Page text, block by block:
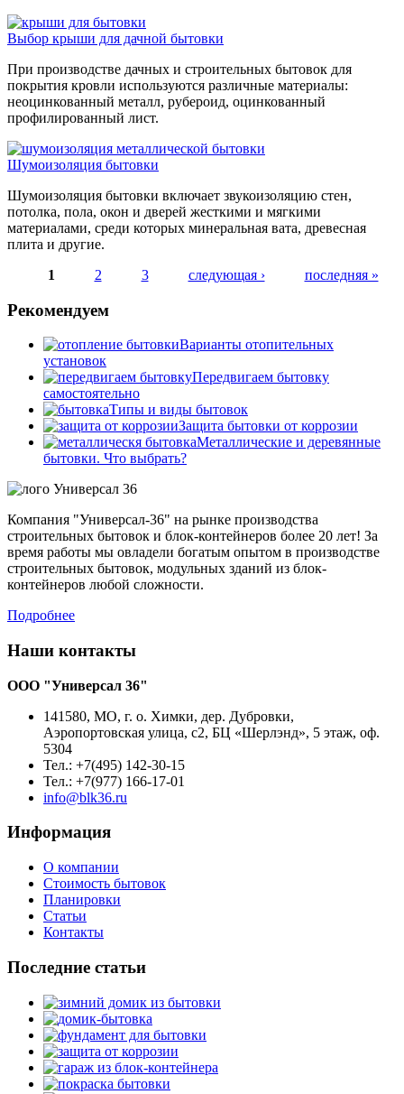
Выбор крыши для дачной бытовки
При производстве дачных и строительных бытовок для
покрытия кровли используются различные материалы:
неоцинкованный металл, рубероид, оцинкованный
профилированный лист.
Шумоизоляция бытовки
Шумоизоляция бытовки включает звукоизоляцию стен,
потолка, пола, окон и дверей жесткими и мягкими
материалами, среди которых минеральная вата, древесная
плита и другие.
1 2 3 следующая › последняя »
Рекомендуем
Варианты отопительных
установок
Передвигаем бытовку
самостоятельно
Типы и виды бытовок
Защита бытовки от коррозии
Металлические и деревянные
бытовки. Что выбрать?
Компания "Универсал-36" на рынке производства
строительных бытовок и блок-контейнеров более 20 лет! За
время работы мы овладели богатым опытом в производстве
строительных бытовок, модульных зданий из блок-
контейнеров любой сложности.
Подробнее
Наши контакты
ООО "Универсал 36"
141580, МО, г. о. Химки, дер. Дубровки,
Аэропортовская улица, с2, БЦ «Шерлэнд», 5 этаж, оф.
5304
Тел.: +7(495) 142-30-15
Тел.: +7(977) 166-17-01
info@blk36.ru
Информация
О компании
Стоимость бытовок
Планировки
Статьи
Контакты
Последние статьи